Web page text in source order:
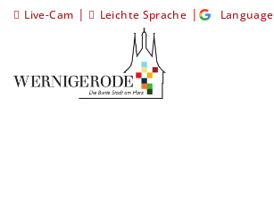
Live-Cam | Leichte Sprache | Language